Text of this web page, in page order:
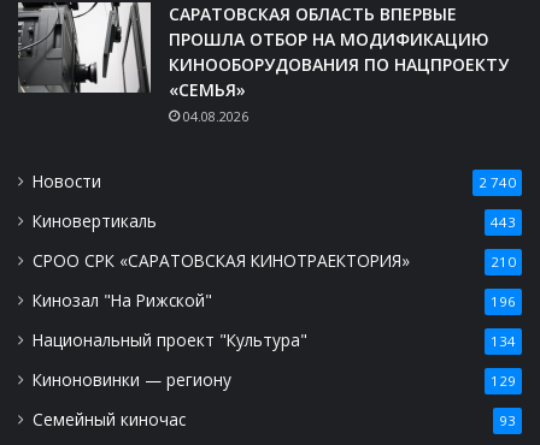
САРАТОВСКАЯ ОБЛАСТЬ ВПЕРВЫЕ
ПРОШЛА ОТБОР НА МОДИФИКАЦИЮ
КИНООБОРУДОВАНИЯ ПО НАЦПРОЕКТУ
«СЕМЬЯ»
04.08.2026
Новости 2 740
Киновертикаль 443
СРОО СРК «САРАТОВСКАЯ КИНОТРАЕКТОРИЯ» 210
Кинозал "На Рижской" 196
Национальный проект "Культура" 134
Киноновинки — региону 129
Семейный киночас 93